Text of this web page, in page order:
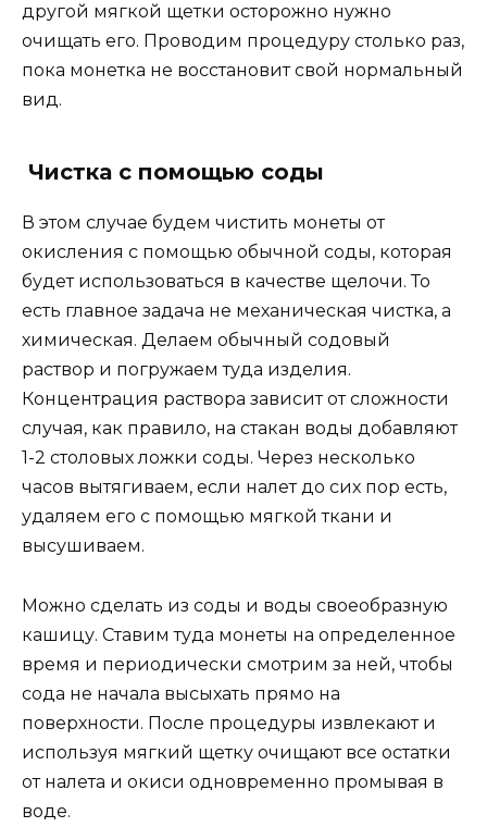
другой мягкой щетки осторожно нужно
очищать его. Проводим процедуру столько раз,
пока монетка не восстановит свой нормальный
вид.
Чистка с помощью соды
В этом случае будем чистить монеты от
окисления с помощью обычной соды, которая
будет использоваться в качестве щелочи. То
есть главное задача не механическая чистка, а
химическая. Делаем обычный содовый
раствор и погружаем туда изделия.
Концентрация раствора зависит от сложности
случая, как правило, на стакан воды добавляют
1-2 столовых ложки соды. Через несколько
часов вытягиваем, если налет до сих пор есть,
удаляем его с помощью мягкой ткани и
высушиваем.
Можно сделать из соды и воды своеобразную
кашицу. Ставим туда монеты на определенное
время и периодически смотрим за ней, чтобы
сода не начала высыхать прямо на
поверхности. После процедуры извлекают и
используя мягкий щетку очищают все остатки
от налета и окиси одновременно промывая в
воде.